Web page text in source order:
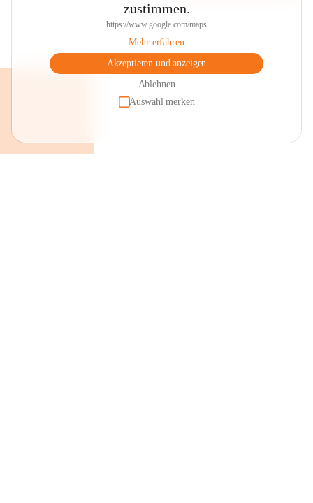
zustimmen.
https://www.google.com/maps
Mehr erfahren
Akzeptieren und anzeigen
Ablehnen
Auswahl merken